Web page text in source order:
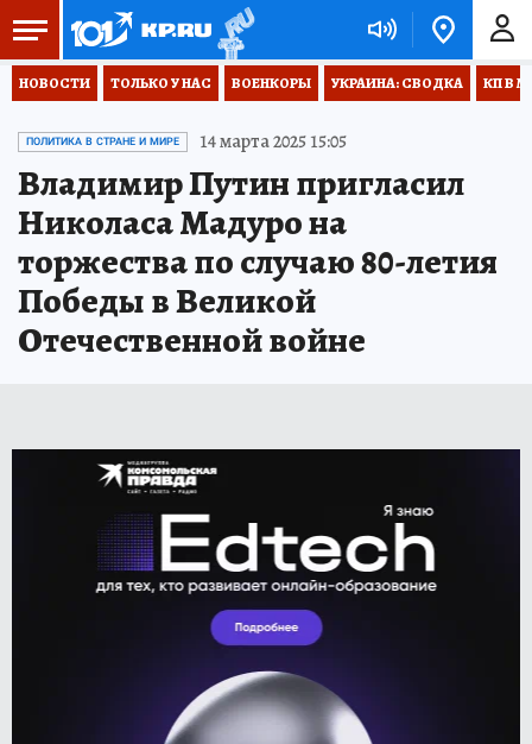
НОВОСТИ ТОЛЬКО У НАС ВОЕНКОРЫ УКРАИНА: СВОДКА КП В
ПОЛИТИКА В СТРАНЕ И МИРЕ 14 марта 2025 15:05
Владимир Путин пригласил
Николаса Мадуро на
торжества по случаю 80-летия
Победы в Великой
Отечественной войне